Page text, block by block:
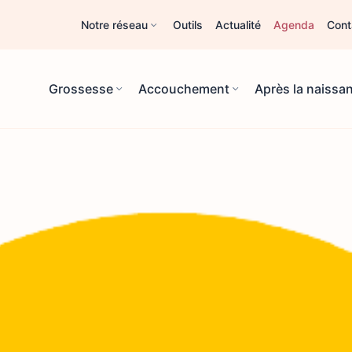
Notre réseau Outils Actualité Agenda
Grossesse Accouchement Après la